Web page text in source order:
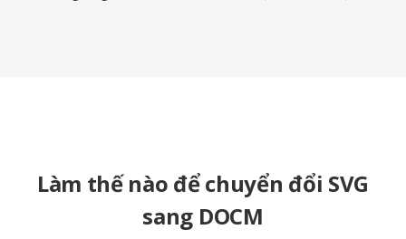
Làm thế nào để chuyển đổi SVG
sang DOCM